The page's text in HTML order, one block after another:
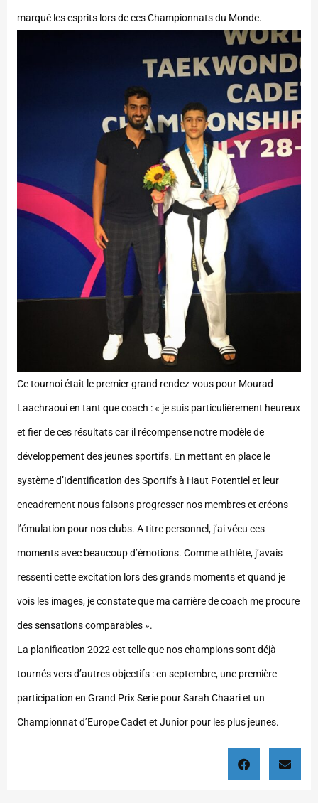
marqué les esprits lors de ces Championnats du Monde.
Ce tournoi était le premier grand rendez-vous pour Mourad
Laachraoui en tant que coach : « je suis particulièrement heureux
et fier de ces résultats car il récompense notre modèle de
développement des jeunes sportifs. En mettant en place le
système d’Identification des Sportifs à Haut Potentiel et leur
encadrement nous faisons progresser nos membres et créons
l’émulation pour nos clubs. A titre personnel, j’ai vécu ces
moments avec beaucoup d’émotions. Comme athlète, j’avais
ressenti cette excitation lors des grands moments et quand je
vois les images, je constate que ma carrière de coach me procure
des sensations comparables ».
La planification 2022 est telle que nos champions sont déjà
tournés vers d’autres objectifs : en septembre, une première
participation en Grand Prix Serie pour Sarah Chaari et un
Championnat d’Europe Cadet et Junior pour les plus jeunes.